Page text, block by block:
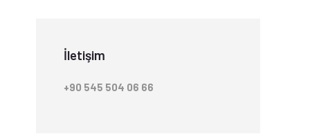
İletişim
+90 545 504 06 66